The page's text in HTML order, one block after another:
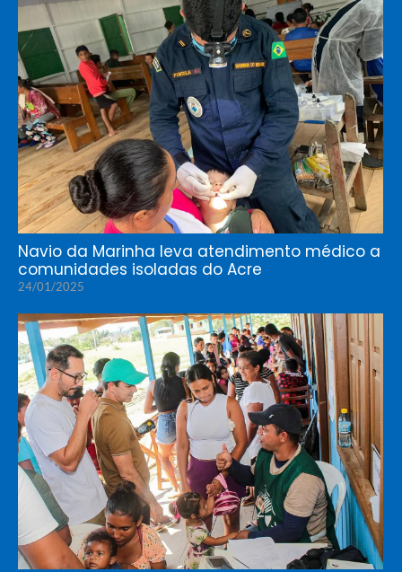
Navio da Marinha leva atendimento médico a
comunidades isoladas do Acre
24/01/2025